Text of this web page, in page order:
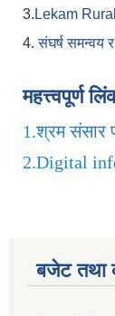
3. Lekam
4.संघर्ष समन्वय
महत्त्वपूर्ण
1.श्रम संसार
2.Digital
बजेट तथा